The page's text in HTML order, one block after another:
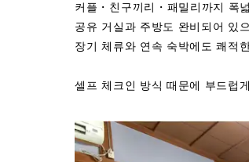
커플・친구끼리・패밀리까지 폭
공유 거실과 주방도 완비되어 있으
장기 체류와 연속 숙박에도 쾌적
셀프 체크인 방식 때문에 부드럽